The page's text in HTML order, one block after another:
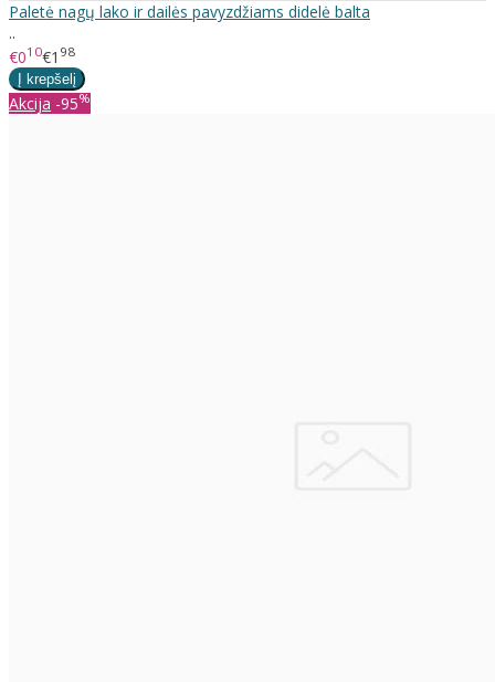
Paletė nagų lako ir dailės pavyzdžiams didelė balta
..
€010€1 98
Akcija -95%